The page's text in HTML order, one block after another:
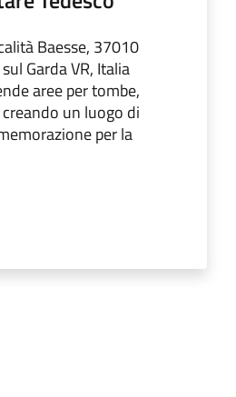
Baesse, 37010
Garda VR, Italia
aree per tombe,
un luogo di
per la